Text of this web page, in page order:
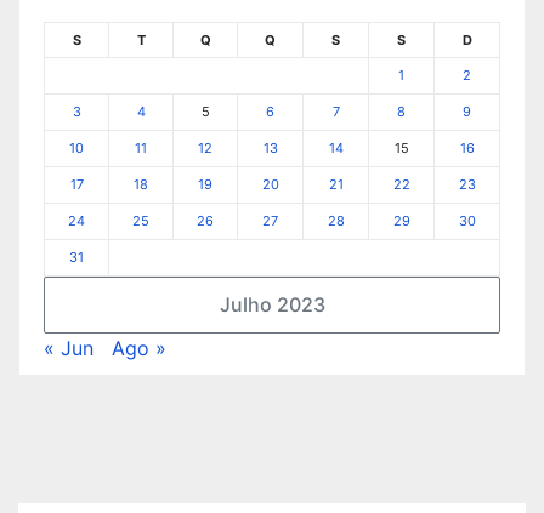
Julho 2023
S T Q Q S S D
1 2
3 4 5 6 7 8 9
10 11 12 13 14 15 16
17 18 19 20 21 22 23
24 25 26 27 28 29 30
31
« Jun Ago »